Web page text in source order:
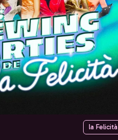
la Felicità